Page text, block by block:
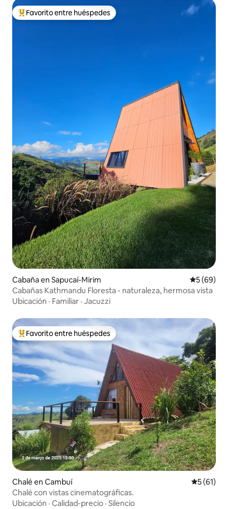
Favorito entre huéspedes preferido
Favorito entre huéspedes
Cabaña en Sapucaí-Mirim
5 (69)
Cabañas Kathmandu Floresta - naturaleza, hermosa vista
Ubicación · Familiar · Jacuzzi
Favorito entre huéspedes preferido
Favorito entre huéspedes
Chalé en Cambuí
5 (61)
Chalé con vistas cinematográficas.
Ubicación · Calidad-precio · Silencio